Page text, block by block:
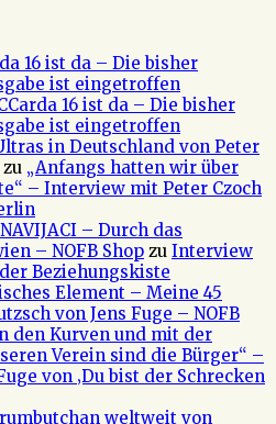
16 ist da – Die bisher
ist eingetroffen
16 ist da – Die bisher
ist eingetroffen
in Deutschland von Peter
zu „Anfangs hatten wir über
– Interview mit Peter Czoch
– Durch das
– NOFB Shop zu Interview
Beziehungskiste
Element – Meine 45
von Jens Fuge – NOFB
den Kurven und mit der
Verein sind die Bürger“ –
von ‚Du bist der Schrecken
weltweit von